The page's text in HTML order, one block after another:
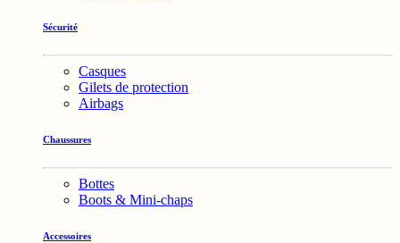
Sécurité
Casques
Gilets de protection
Airbags
Chaussures
Bottes
Boots & Mini-chaps
Accessoires